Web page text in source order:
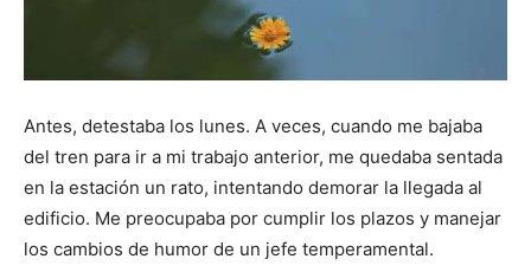
Antes, detestaba los lunes. A veces, cuando me bajaba
del tren para ir a mi trabajo anterior, me quedaba sentada
en la estación un rato, intentando demorar la llegada al
edificio. Me preocupaba por cumplir los plazos y manejar
los cambios de humor de un jefe temperamental.